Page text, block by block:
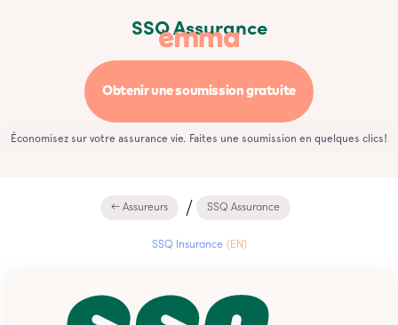
SSQ Assurance
Obtenir une soumission gratuite
Économisez sur votre assurance vie. Faites une soumission en quelques clics!
← Assureurs SSQ Assurance
SSQ Insurance (EN)